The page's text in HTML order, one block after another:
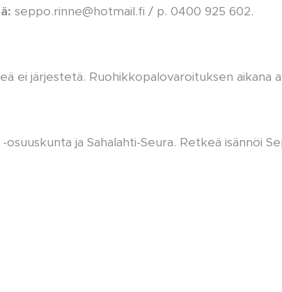
seppo.rinne@hotmail.fi / p. 0400 925 602.
ei järjestetä. Ruohikkopalovaroituksen aikana
ja Sahalahti-Seura. Retkeä isännöi